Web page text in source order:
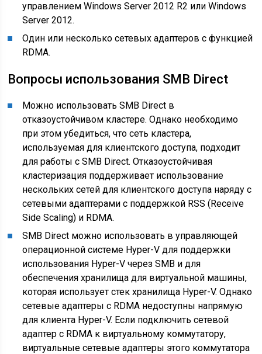
управлением Windows Server 2012 R2 или Windows
Server 2012.
Один или несколько сетевых адаптеров с функцией
RDMA.
Вопросы использования SMB Direct
Можно использовать SMB Direct в
отказоустойчивом кластере. Однако необходимо
при этом убедиться, что сеть кластера,
используемая для клиентского доступа, подходит
для работы с SMB Direct. Отказоустойчивая
кластеризация поддерживает использование
нескольких сетей для клиентского доступа наряду с
сетевыми адаптерами с поддержкой RSS (Receive
Side Scaling) и RDMA.
SMB Direct можно использовать в управляющей
операционной системе Hyper-V для поддержки
использования Hyper-V через SMB и для
обеспечения хранилища для виртуальной машины,
которая использует стек хранилища Hyper-V. Однако
сетевые адаптеры с RDMA недоступны напрямую
для клиента Hyper-V. Если подключить сетевой
адаптер с RDMA к виртуальному коммутатору,
виртуальные сетевые адаптеры этого коммутатора